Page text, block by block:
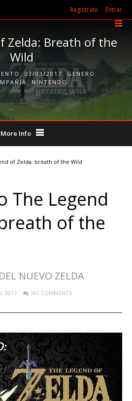
Registrate Entrar
Zelda: Breath of the
Wild
03/03/2017
GENERO:
NINTENDO
More Info
of Zelda: breath of the Wild
The Legend
of the
NUEVO ZELDA
2017 NO COMMENTS